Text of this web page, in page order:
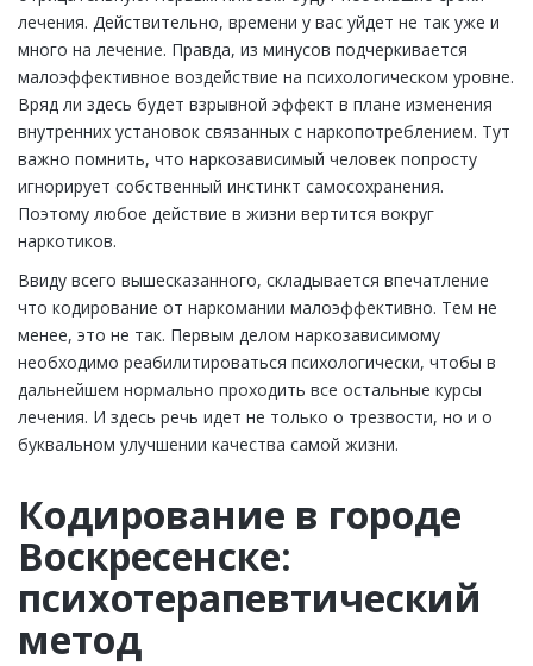
лечения. Действительно, времени у вас уйдет не так уже и
много на лечение. Правда, из минусов подчеркивается
малоэффективное воздействие на психологическом уровне.
Вряд ли здесь будет взрывной эффект в плане изменения
внутренних установок связанных с наркопотреблением. Тут
важно помнить, что наркозависимый человек попросту
игнорирует собственный инстинкт самосохранения.
Поэтому любое действие в жизни вертится вокруг
наркотиков.
Ввиду всего вышесказанного, складывается впечатление
что кодирование от наркомании малоэффективно. Тем не
менее, это не так. Первым делом наркозависимому
необходимо реабилитироваться психологически, чтобы в
дальнейшем нормально проходить все остальные курсы
лечения. И здесь речь идет не только о трезвости, но и о
буквальном улучшении качества самой жизни.
Кодирование в городе
Воскресенске:
психотерапевтический
метод